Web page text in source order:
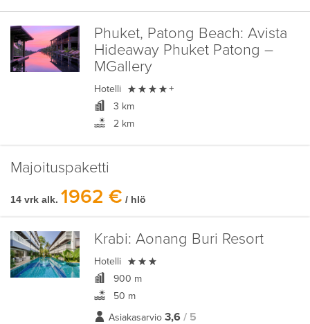
Phuket, Patong Beach: Avista
Hideaway Phuket Patong –
MGallery
Hotelli  +
3 km
2 km
Majoituspaketti
14 vrk alk. 1962 € / hlö
Krabi: Aonang Buri Resort
Hotelli 
900 m
50 m
Asiakasarvio 3,6 / 5